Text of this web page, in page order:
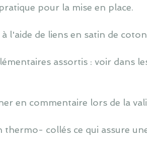
pour la mise en place.
l'aide de liens en satin de
assortis : voir dans
en commentaire lors de la
collés ce qui assure